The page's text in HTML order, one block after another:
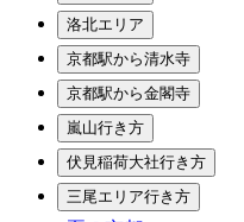
洛北エリア
京都駅から清水寺
京都駅から金閣寺
嵐山行き方
伏見稲荷大社行き方
三尾エリア行き方